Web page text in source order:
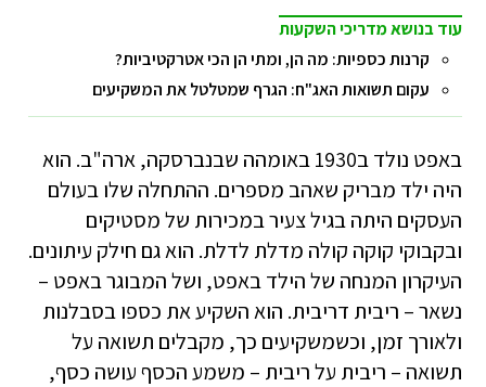
עוד בנושא מדריכי השקעות
קרנות כספיות: מה הן, ומתי הן הכי אטרקטיביות?
עקום תשואות האג"ח: הגרף שמטלטל את המשקיעים
באפט נולד ב­1930 באומהה שבנברסקה, ארה"ב. הוא
היה ילד מבריק שאהב מספרים. ההתחלה שלו בעולם
העסקים היתה בגיל צעיר במכירות של מסטיקים
ובקבוקי קוקה קולה מדלת לדלת. הוא גם חילק עיתונים.
העיקרון המנחה של הילד באפט, ושל המבוגר באפט –
נשאר – ריבית דריבית. הוא השקיע את כספו בסבלנות
ולאורך זמן, וכשמשקיעים כך, מקבלים תשואה על
תשואה – ריבית על ריבית – משמע הכסף עושה כסף,